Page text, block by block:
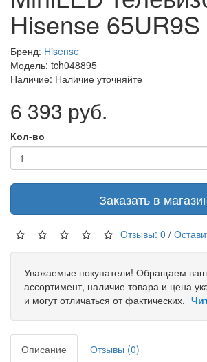
Hisense 65UR9S
Бренд: Hisense
Модель: tch048895
Наличие: Наличие уточняйте
6 393 руб.
Кол-во
Заказать в
Отзывы: 0 /
Уважаемые покупатели! Обращаем
ассортимент, наличие товара и цена
и могут отличаться от фактических.
Описание
Отзывы (0)